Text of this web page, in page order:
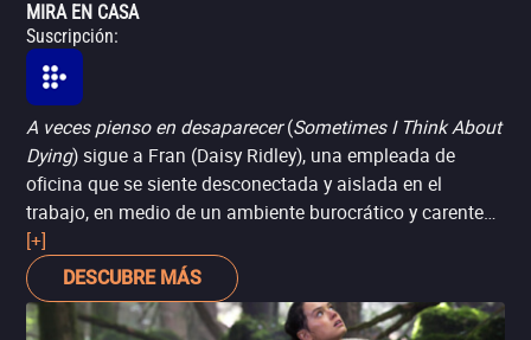
MIRA EN CASA
Suscripción:
A veces pienso en desaparecer(Sometimes I Think About
Dying) sigue a Fran (Daisy Ridley), una empleada de
oficina que se siente desconectada y aislada en el
trabajo, en medio de un ambiente burocrático y carente
de sentido, en una película que explora la monotonía y la
desesperación cotidiana. Con la llegada de Robert, un
nuevo colega, la película introduce una dinámica que
comienza a cambiar la perspectiva de Fran. La dirección
[+]
DESCUBRE MÁS